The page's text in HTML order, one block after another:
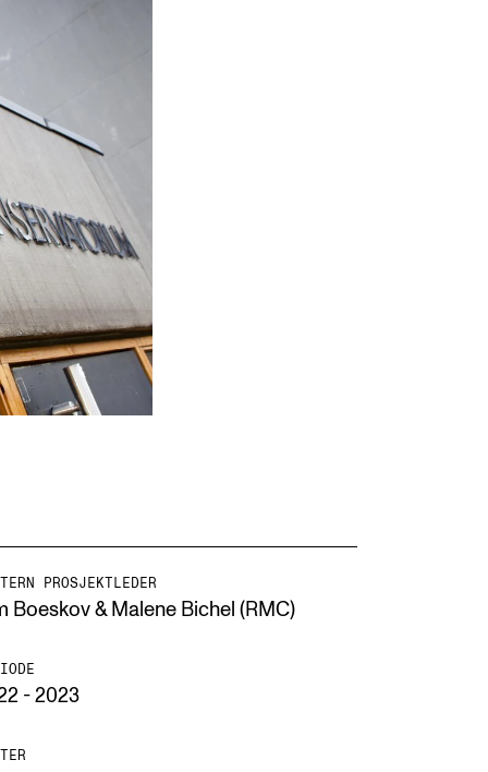
Norges musikkhøgskole
oss
ansatte
ansatte og studenter
PROSJEKTLEDER
Boeskov & Malene Bichel (RMC)
- 2023